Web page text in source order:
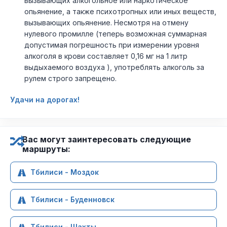
опьянение, а также психотропных или иных веществ,
вызывающих опьянение. Несмотря на отмену
нулевого промилле (теперь возможная суммарная
допустимая погрешность при измерении уровня
алкоголя в крови составляет 0,16 мг на 1 литр
выдыхаемого воздуха ), употреблять алкоголь за
рулем строго запрещено.
Удачи на дорогах!
Вас могут заинтересовать следующие
маршруты:
Тбилиси - Моздок
Тбилиси - Буденновск